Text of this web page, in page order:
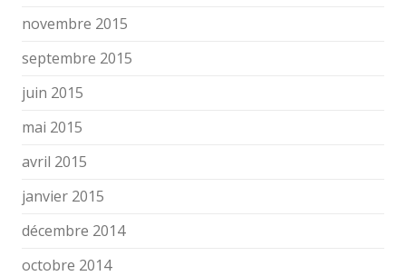
novembre 2015
septembre 2015
juin 2015
mai 2015
avril 2015
janvier 2015
décembre 2014
octobre 2014